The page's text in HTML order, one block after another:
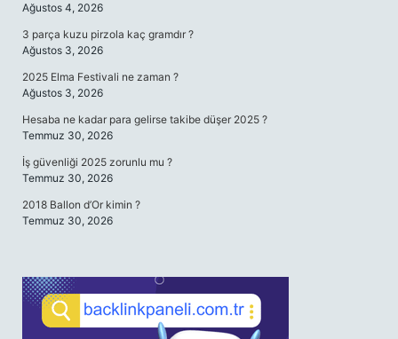
Ağustos 4, 2026
3 parça kuzu pirzola kaç gramdır ?
Ağustos 3, 2026
2025 Elma Festivali ne zaman ?
Ağustos 3, 2026
Hesaba ne kadar para gelirse takibe düşer 2025 ?
Temmuz 30, 2026
İş güvenliği 2025 zorunlu mu ?
Temmuz 30, 2026
2018 Ballon d’Or kimin ?
Temmuz 30, 2026